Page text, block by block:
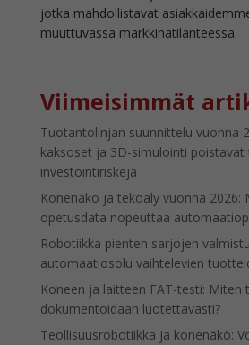
jotka mahdollistavat
muuttuvassa markkinatilanteessa.
Viimeisimmät
Tuotantolinjan suunnittelu vuonna
kaksoset ja 3D-simulointi poistavat
investointiriskejä
Konenäkö ja tekoäly vuonna 2026:
opetusdata nopeuttaa
Robotiikka pienten sarjojen
automaatiosolu vaihtelevien
Koneen ja laitteen FAT-testi: Miten
dokumentoidaan luotettavasti?
Teollisuusrobotiikka ja konenäkö: